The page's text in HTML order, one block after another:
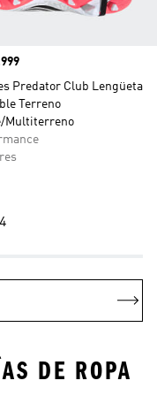
Predator Club Lengüeta
Terreno
Multiterreno
DE ROPA